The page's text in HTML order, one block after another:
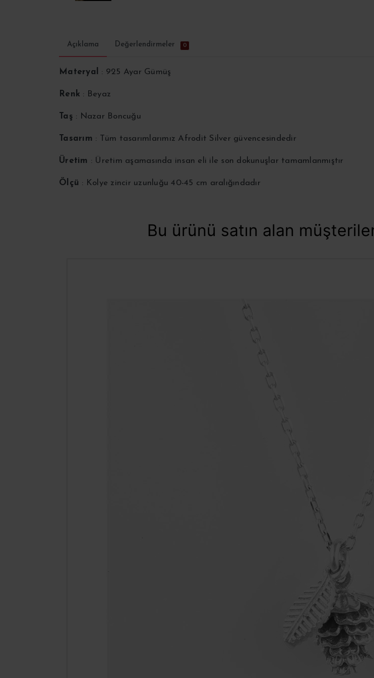
Açıklama Değerlendirmeler 0
Materyal : 925 Ayar Gümüş
Renk : Beyaz
Taş : Nazar Boncuğu
Tasarım : Tüm tasarımlarımız Afrodit Silver güvencesindedir
Üretim : Üretim aşamasında insan eli ile son dokunuşlar tamamlanmıştır
Ölçü : Kolye zincir uzunluğu 40-45 cm aralığındadır
Bu ürünü satın alan